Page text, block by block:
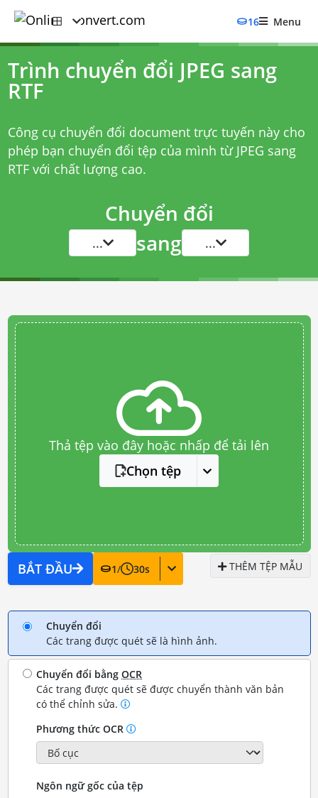
16 Menu
Trình chuyển đổi JPEG sang
RTF
Công cụ chuyển đổi document trực tuyến này cho
phép bạn chuyển đổi tệp của mình từ JPEG sang
RTF với chất lượng cao.
Chuyển đổi
... sang ...
Thả tệp vào đây hoặc nhấp để tải lên
Chọn tệp
BẮT ĐẦU 1/ 30s THÊM TỆP MẪU
Chuyển đổi
Các trang được quét sẽ là hình ảnh.
Chuyển đổi bằngOCR
Các trang được quét sẽ được chuyển thành văn bản
có thể chỉnh sửa.
Phương thức OCR
Ngôn ngữ gốc của tệp